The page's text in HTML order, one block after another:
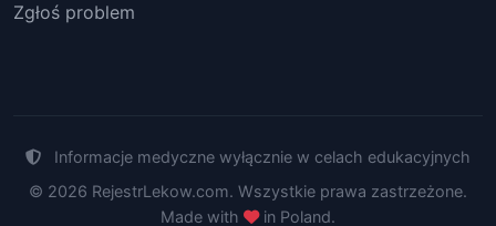
Zgłoś problem
Informacje medyczne wyłącznie w celach edukacyjnych
© 2026 RejestrLekow.com. Wszystkie prawa zastrzeżone.
Made with
in Poland.